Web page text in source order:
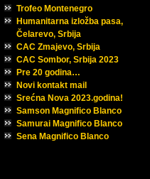
Trofeo Montenegro
Humanitarna izložba pasa,
Čelarevo, Srbija
CAC Zmajevo, Srbija
CAC Sombor, Srbija 2023
Pre 20 godina…
Novi kontakt mail
Srećna Nova 2023.godina!
Samson Magnifico Blanco
Samurai Magnifico Blanco
Sena Magnifico Blanco